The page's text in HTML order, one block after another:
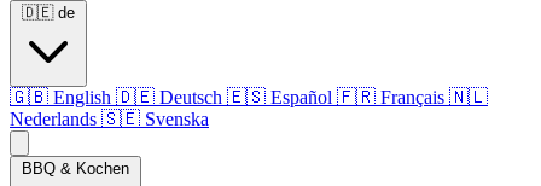
🇩🇪 de
🇬🇧 English 🇩🇪 Deutsch 🇪🇸 Español 🇫🇷 Français 🇳🇱
Nederlands 🇸🇪 Svenska